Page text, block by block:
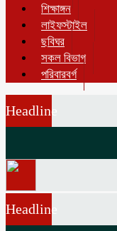
শিক্ষাঙ্গন
লাইফস্টাইল
ছবিঘর
সকল বিভাগ
পরিবারবর্গ
Headline
Headline